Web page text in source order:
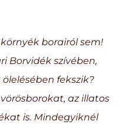
borairól sem!
Borvidék szívében,
fekszik?
az illatos
is. Mindegyiknél